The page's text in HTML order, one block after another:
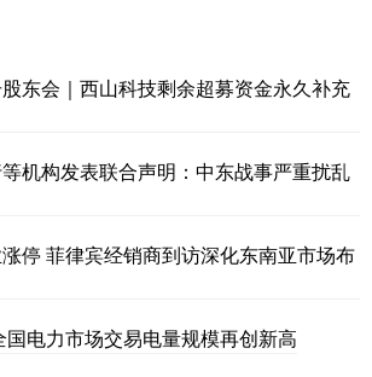
东会｜西山科技剩余超募资金永久补充
机构发表联合声明：中东战事严重扰乱
停 菲律宾经销商到访深化东南亚市场布
电力市场交易电量规模再创新高